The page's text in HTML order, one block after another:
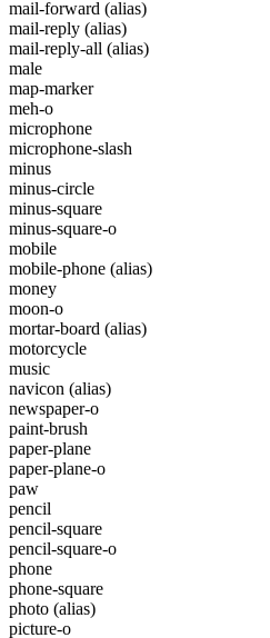
mail-forward (alias)
mail-reply (alias)
mail-reply-all (alias)
male
map-marker
meh-o
microphone
microphone-slash
minus
minus-circle
minus-square
minus-square-o
mobile
mobile-phone (alias)
money
moon-o
mortar-board (alias)
motorcycle
music
navicon (alias)
newspaper-o
paint-brush
paper-plane
paper-plane-o
paw
pencil
pencil-square
pencil-square-o
phone
phone-square
photo (alias)
picture-o